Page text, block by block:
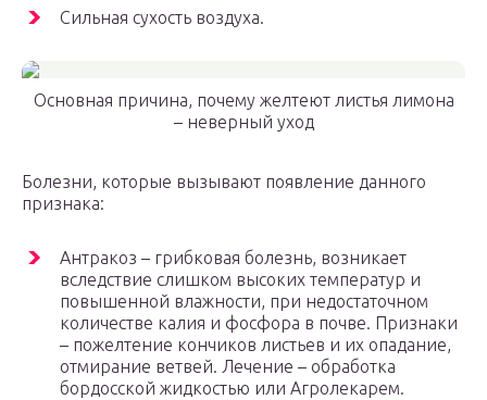
Сильная сухость воздуха.
Основная причина, почему желтеют листья лимона
– неверный уход
Болезни, которые вызывают появление данного
признака:
Антракоз – грибковая болезнь, возникает
вследствие слишком высоких температур и
повышенной влажности, при недостаточном
количестве калия и фосфора в почве. Признаки
– пожелтение кончиков листьев и их опадание,
отмирание ветвей. Лечение – обработка
бордосской жидкостью или Агролекарем.